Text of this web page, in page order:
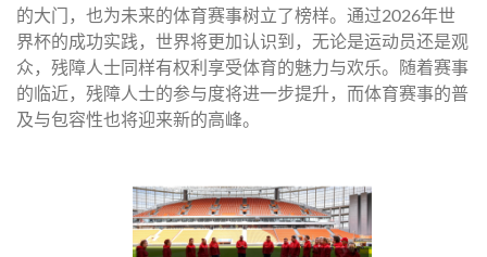
的大门，也为未来的体育赛事树立了榜样。通过2026年世
界杯的成功实践，世界将更加认识到，无论是运动员还是观
众，残障人士同样有权利享受体育的魅力与欢乐。随着赛事
的临近，残障人士的参与度将进一步提升，而体育赛事的普
及与包容性也将迎来新的高峰。